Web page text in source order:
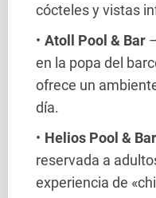
cócteles y vistas
Atoll Pool & Bar
en la popa del
ofrece un
día.
Helios Pool & Bar
reservada a
experiencia de